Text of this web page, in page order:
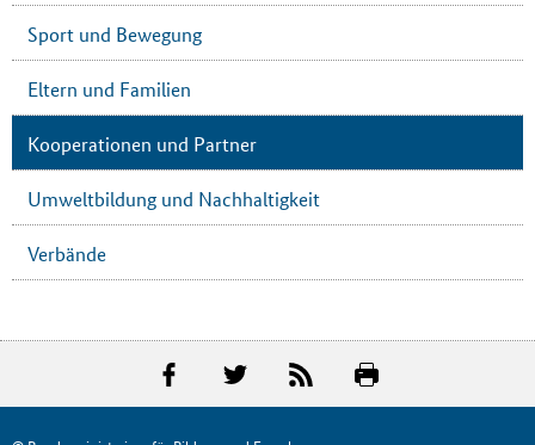
Sport und Bewegung
Eltern und Familien
Kooperationen und Partner
Umweltbildung und Nachhaltigkeit
Verbände